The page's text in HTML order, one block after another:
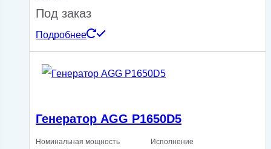
Под заказ
Подробнее
Генератор AGG P1650D5
Номинальная мощность Исполнение